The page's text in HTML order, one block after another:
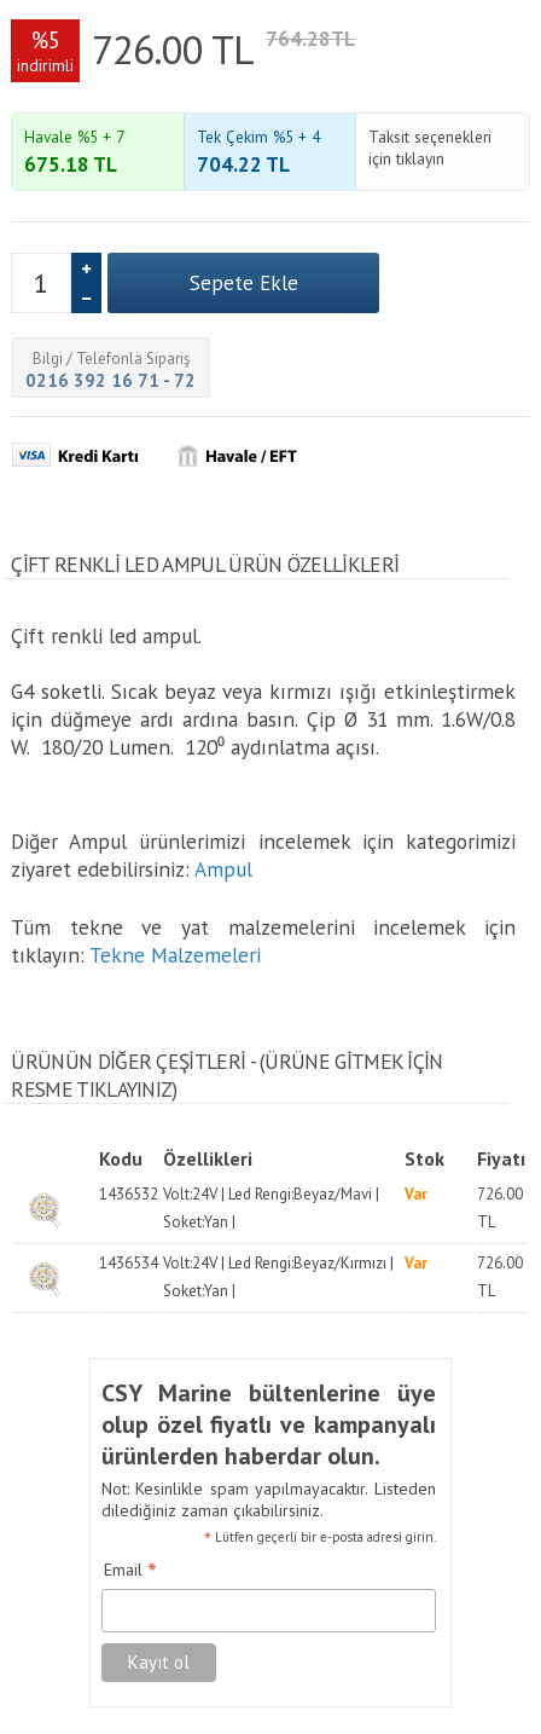
%5
indirimli 726.00 TL 764.28TL
Havale %5 + 7
675.18 TL
Tek Çekim %5 + 4
704.22 TL
Taksit seçenekleri
için tıklayın
Bilgi / Telefonla Sipariş
0216 392 16 71 - 72
ÇIFT RENKLI LED AMPUL ÜRÜN ÖZELLİKLERİ
Çift renkli led ampul.
G4 soketli. Sıcak beyaz veya kırmızı ışığı etkinleştirmek
için düğmeye ardı ardına basın. Çip Ø 31 mm. 1.6W/0.8
W. 180/20 Lumen. 120⁰ aydınlatma açısı.
Diğer Ampul ürünlerimizi incelemek için kategorimizi
ziyaret edebilirsiniz:Ampul
Tüm tekne ve yat malzemelerini incelemek için
tıklayın: Tekne Malzemeleri
ÜRÜNÜN DİĞER ÇEŞİTLERİ - (ÜRÜNE GITMEK IÇIN
RESME TIKLAYINIZ)
Kodu Özellikleri Stok Fiyatı
1436532 Volt:24V | Led Rengi:Beyaz/Mavi |
Soket:Yan |
Var
726.00
TL
1436534 Volt:24V | Led Rengi:Beyaz/Kırmızı |
Soket:Yan |
Var
726.00
TL
CSY Marine bültenlerine üye
olup özel fiyatlı ve kampanyalı
ürünlerden haberdar olun.
Not: Kesinlikle spam yapılmayacaktır. Listeden
dilediğiniz zaman çıkabilirsiniz.
* Lütfen geçerli bir e-posta adresi girin.
Email *